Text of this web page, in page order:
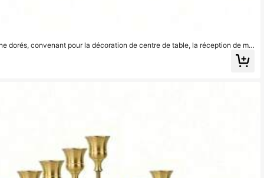
dorés, convenant pour la décoration de centre de table, la réception de ma
de la maison, la décoration d'Halloween/Noël, la décoration de la chambr